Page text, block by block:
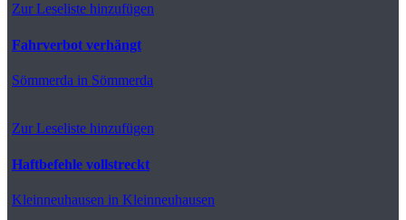
Zur Leseliste hinzufügen
Fahrverbot verhängt
Sömmerda in Sömmerda
Zur Leseliste hinzufügen
Haftbefehle vollstreckt
Kleinneuhausen in Kleinneuhausen